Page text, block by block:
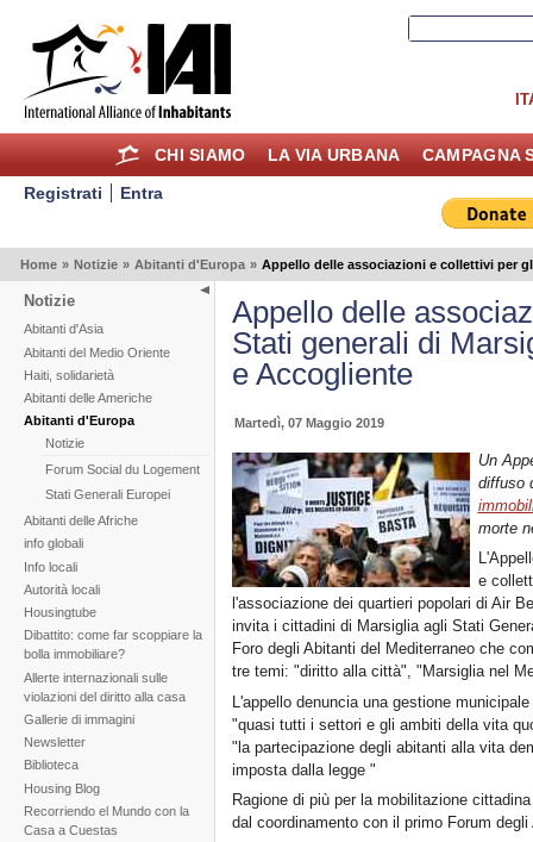
CHI SIAMO LA VIA URBANA CAMPAGNA
Registrati Entra
Home » Notizie » Abitanti d'Europa » Appello delle associazioni e collettivi per
Notizie
Abitanti d'Asia
Abitanti del Medio Oriente
Haiti, solidarietà
Abitanti delle Americhe
Abitanti d'Europa
Notizie
Forum Social du Logement
Stati Generali Europei
Abitanti delle Afriche
info globali
Info locali
Autorità locali
Housingtube
Dibattito: come far scoppiare la
bolla immobiliare?
Allerte internazionali sulle
violazioni del diritto alla casa
Gallerie di immagini
Newsletter
Biblioteca
Housing Blog
Recorriendo el Mundo con la
Casa a Cuestas
Appello delle
Stati generali di
e Accogliente
Martedì, 07 Maggio 2019
Un
diffuso
morte
e
l'associazione dei quartieri popolari di Air
invita i cittadini di Marsiglia agli Stati
Foro degli Abitanti del Mediterraneo che
tre temi: "diritto alla città", "Marsiglia nel
L'appello denuncia una gestione
"quasi tutti i settori e gli ambiti della vita
"la partecipazione degli abitanti alla vita
imposta dalla legge "
Ragione di più per la mobilitazione
dal coordinamento con il primo Forum